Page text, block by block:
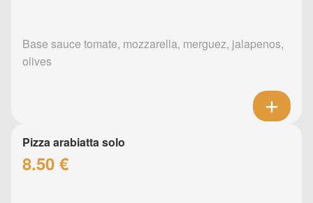
Base sauce tomate, mozzarella, merguez, jalapenos,
olives
Pizza arabiatta solo
8.50 €